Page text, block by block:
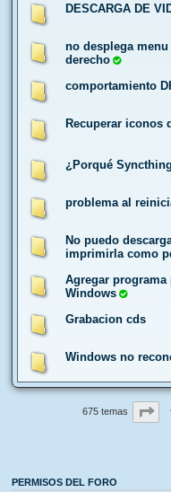
DESCARGA DE
no desplega
derecho
comportamiento
Recuperar iconos
¿Porqué
problema al
No puedo
imprimirla como
Agregar
Windows
Grabacion cds
Windows no
675 temas
PERMISOS DEL FORO